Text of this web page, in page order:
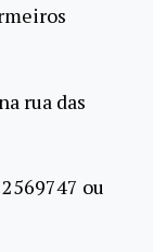
rua das
ou